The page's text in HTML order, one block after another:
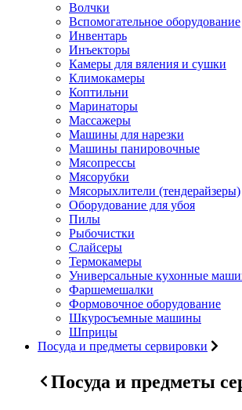
Волчки
Вспомогательное оборудование
Инвентарь
Инъекторы
Камеры для вяления и сушки
Климокамеры
Коптильни
Маринаторы
Массажеры
Машины для нарезки
Машины панировочные
Мясопрессы
Мясорубки
Мясорыхлители (тендерайзеры)
Оборудование для убоя
Пилы
Рыбочистки
Слайсеры
Термокамеры
Универсальные кухонные
Фаршемешалки
Формовочное оборудование
Шкуросъемные машины
Шприцы
Посуда и предметы сервировки
Посуда и предметы